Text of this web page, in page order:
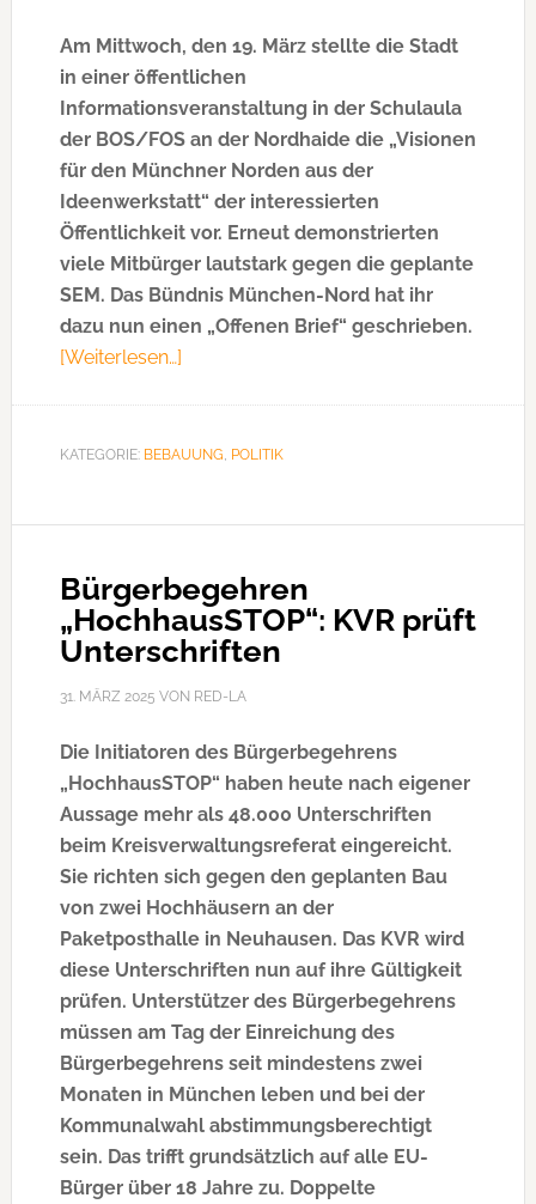
Am Mittwoch, den 19. März stellte die Stadt
in einer öffentlichen
Informationsveranstaltung in der Schulaula
der BOS/FOS an der Nordhaide die „Visionen
für den Münchner Norden aus der
Ideenwerkstatt“ der interessierten
Öffentlichkeit vor. Erneut demonstrierten
viele Mitbürger lautstark gegen die geplante
SEM. Das Bündnis München-Nord hat ihr
dazu nun einen „Offenen Brief“ geschrieben.
[Weiterlesen…]
schreibt
Stadtbaurätin
Merk
KATEGORIE: BEBAUUNG, POLITIK
Bürgerbegehren
„HochhausSTOP“: KVR prüft
Unterschriften
31. MÄRZ 2025 VON RED-LA
Die Initiatoren des Bürgerbegehrens
„HochhausSTOP“ haben heute nach eigener
Aussage mehr als 48.000 Unterschriften
beim Kreisverwaltungsreferat eingereicht.
Sie richten sich gegen den geplanten Bau
von zwei Hochhäusern an der
Paketposthalle in Neuhausen. Das KVR wird
diese Unterschriften nun auf ihre Gültigkeit
prüfen. Unterstützer des Bürgerbegehrens
müssen am Tag der Einreichung des
Bürgerbegehrens seit mindestens zwei
Monaten in München leben und bei der
Kommunalwahl abstimmungsberechtigt
sein. Das trifft grundsätzlich auf alle EU-
Bürger über 18 Jahre zu. Doppelte